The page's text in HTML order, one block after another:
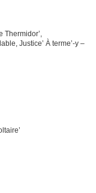
Thermidor’,
Justice’ À terme’-y –